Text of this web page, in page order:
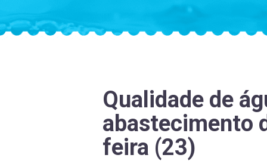
Qualidade de
abastecimento
feira (23)